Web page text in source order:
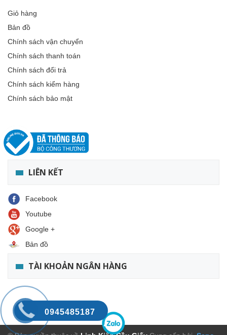
Giỏ hàng
Bản đồ
Chính sách vận chuyển
Chính sách thanh toán
Chính sách đổi trả
Chính sách kiểm hàng
Chính sách bảo mật
LIÊN KẾT
Facebook
Youtube
Google +
Bản đồ
TÀI KHOẢN NGÂN HÀNG
0945485187